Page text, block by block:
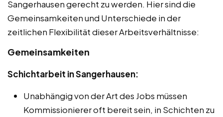
Sangerhausen gerecht zu werden. Hier sind die
Gemeinsamkeiten und Unterschiede in der
zeitlichen Flexibilität dieser Arbeitsverhältnisse:
Gemeinsamkeiten
Schichtarbeit in Sangerhausen:
Unabhängig von der Art des Jobs müssen
Kommissionierer oft bereit sein, in Schichten zu